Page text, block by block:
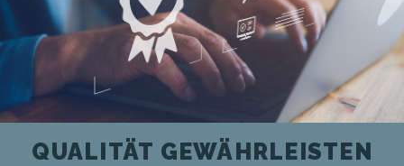
QUALITÄT GEWÄHRLEISTEN